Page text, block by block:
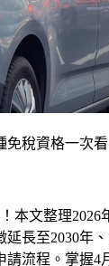
免稅資格一次
本文整理2026
長至2030年
請流程。掌握4